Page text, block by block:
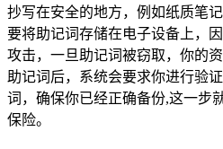
抄写在安全的地方，例如纸质笔
要将助记词存储在电子设备上，
攻击，一旦助记词被窃取，你的
助记词后，系统会要求你进行验
词，确保你已经正确备份,这一步
保险。